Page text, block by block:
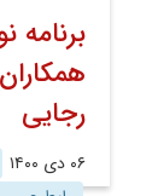
رجایی
۰۶ دی ۱۴۰۰